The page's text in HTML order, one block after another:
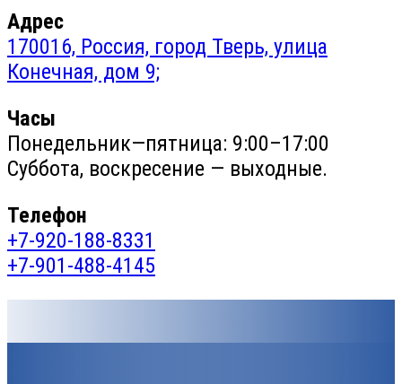
Адрес
170016, Россия, город Тверь, улица
Конечная, дом 9;
Часы
Понедельник—пятница: 9:00–17:00
Суббота, воскресение — выходные.
Телефон
+7-920-188-8331
+7-901-488-4145